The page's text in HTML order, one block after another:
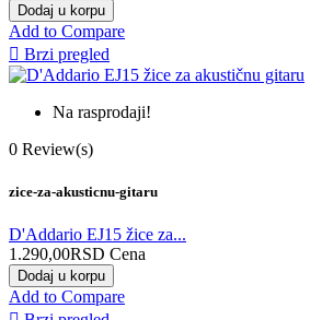
Dodaj u korpu
Add to Compare
 Brzi pregled
Na rasprodaji!
0 Review(s)
zice-za-akusticnu-gitaru
D'Addario EJ15 žice za...
1.290,00RSD Cena
Dodaj u korpu
Add to Compare